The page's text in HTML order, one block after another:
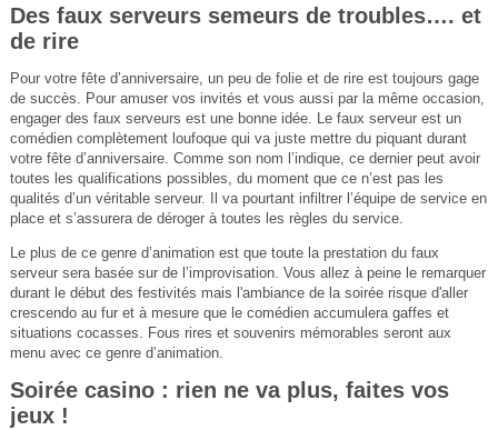
Des faux serveurs semeurs de troubles…. et
de rire
Pour votre fête d’anniversaire, un peu de folie et de rire est toujours gage
de succès. Pour amuser vos invités et vous aussi par la même occasion,
engager des faux serveurs est une bonne idée. Le faux serveur est un
comédien complètement loufoque qui va juste mettre du piquant durant
votre fête d’anniversaire. Comme son nom l’indique, ce dernier peut avoir
toutes les qualifications possibles, du moment que ce n’est pas les
qualités d’un véritable serveur. Il va pourtant infiltrer l’équipe de service en
place et s’assurera de déroger à toutes les règles du service.
Le plus de ce genre d’animation est que toute la prestation du faux
serveur sera basée sur de l’improvisation. Vous allez à peine le remarquer
durant le début des festivités mais l'ambiance de la soirée risque d'aller
crescendo au fur et à mesure que le comédien accumulera gaffes et
situations cocasses. Fous rires et souvenirs mémorables seront aux
menu avec ce genre d’animation.
Soirée casino : rien ne va plus, faites vos
jeux !